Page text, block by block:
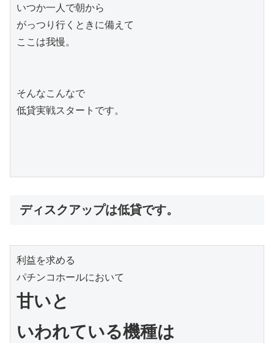
いつか一人で朝から
がっつり行くときに備えて
ここは我慢。
そんなこんなで
低貸実戦スタートです。
ディスクアップは低貸です。
利益を求める
甘いと
いわれている機種は